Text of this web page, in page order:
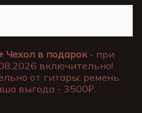
Чехол в подарок- при
включительно!
от гитары: ремень
выгода - 3500₽.